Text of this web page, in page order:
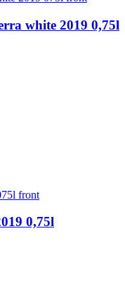
white 2019 0,75l
0,75l